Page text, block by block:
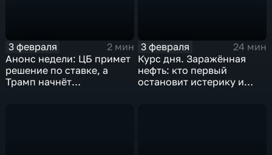
3 февраля
2 мин
Анонс недели: ЦБ примет
решение по ставке, а
Трамп начнёт
3 февраля
24 мин
Курс дня. Заражённая
нефть: кто первый
остановит истерику и